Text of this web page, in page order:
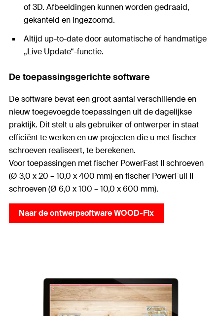
of 3D. Afbeeldingen kunnen worden gedraaid,
gekanteld en ingezoomd.
Altijd up-to-date door automatische of handmatige
„Live Update“-functie.
De toepassingsgerichte software
De software bevat een groot aantal verschillende en
nieuw toegevoegde toepassingen uit de dagelijkse
praktijk. Dit stelt u als gebruiker of ontwerper in staat
efficiënt te werken en uw projecten die u met fischer
schroeven realiseert, te berekenen.
Voor toepassingen met fischer PowerFast II schroeven
(Ø 3,0 x 20 – 10,0 x 400 mm) en fischer PowerFull II
schroeven (Ø 6,0 x 100 – 10,0 x 600 mm).
Naar de ontwerpsoftware WOOD-Fix